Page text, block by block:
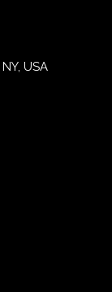
USA